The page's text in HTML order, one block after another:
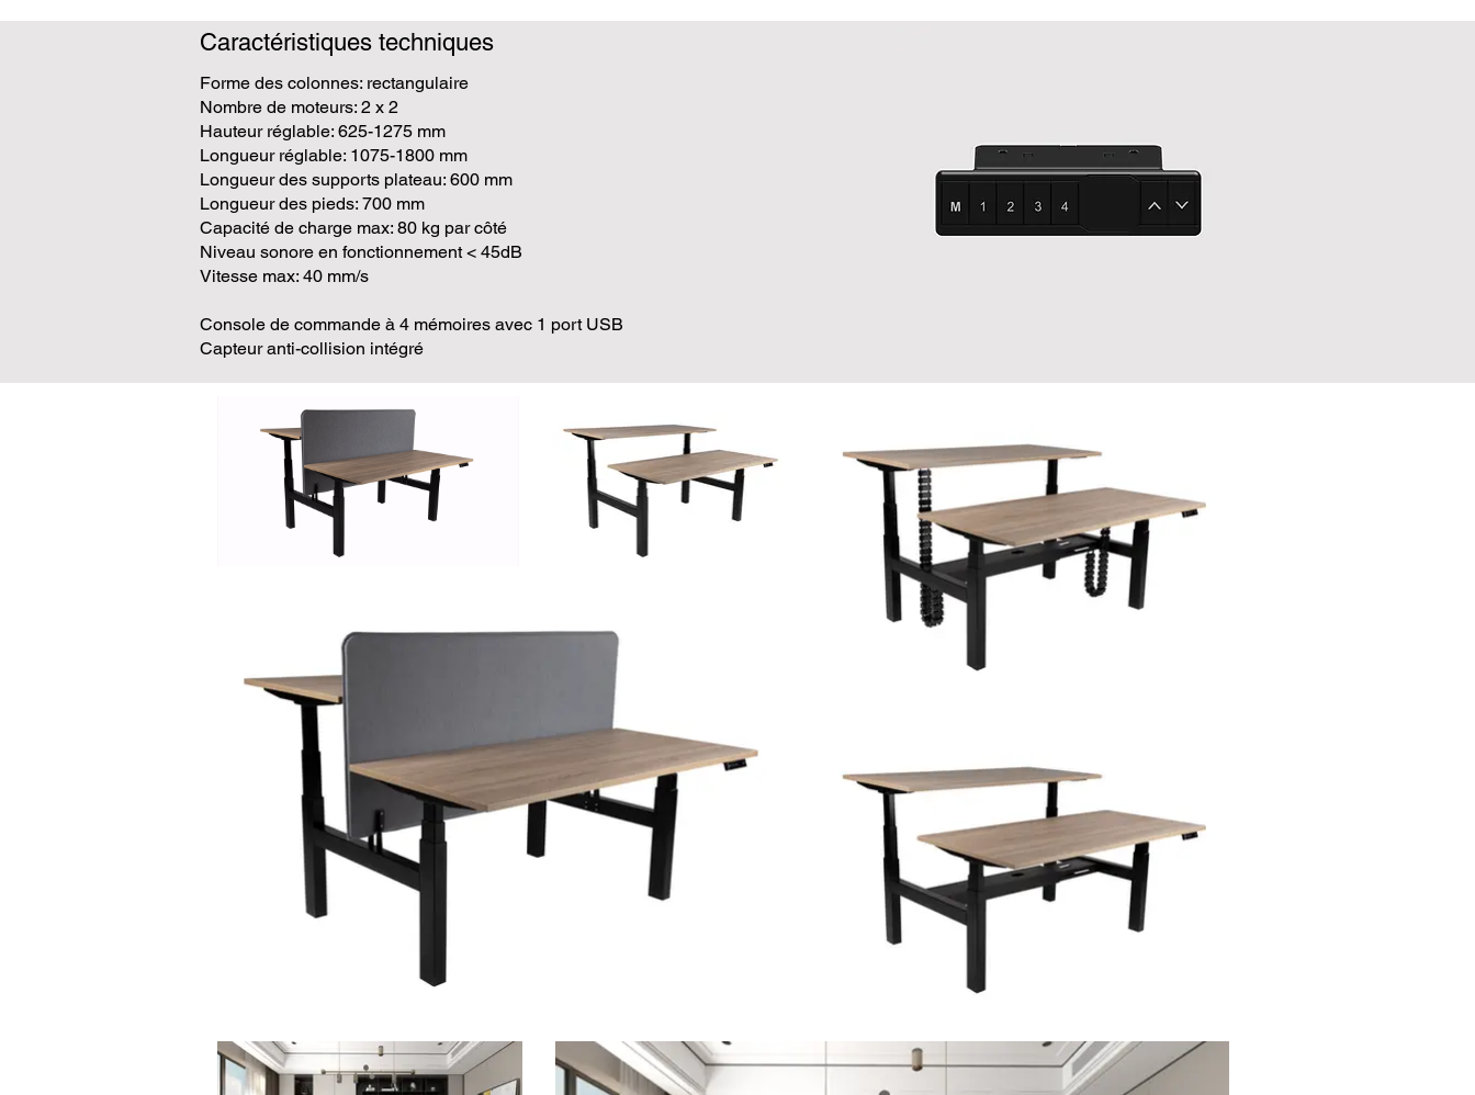
Caractéristiques techniques
Forme des colonnes: rectangulaire
Nombre de moteurs: 2 x 2
Hauteur réglable: 625-1275 mm
Longueur réglable: 1075-1800 mm
Longueur des supports plateau: 600 mm
Longueur des pieds: 700 mm
Capacité de charge max: 80 kg par côté
Niveau sonore en fonctionnement < 45dB
Vitesse max: 40 mm/s
Console de commande à 4 mémoires avec 1 port USB
Capteur anti-collision intégré